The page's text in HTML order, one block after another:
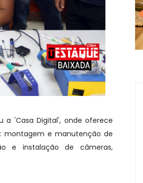
a 'Casa Digital', onde oferece
montagem e manutenção de
e instalação de câmeras,